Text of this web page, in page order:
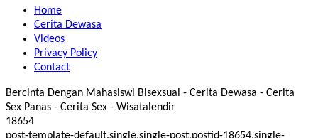
Home
Cerita Dewasa
Videos
Privacy Policy
Contact
Bercinta Dengan Mahasiswi Bisexsual - Cerita Dewasa - Cerita
Sex Panas - Cerita Sex - Wisatalendir
18654